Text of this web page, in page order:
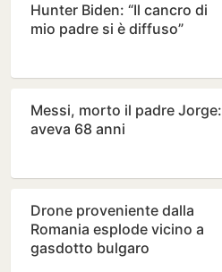
Hunter Biden: “Il cancro di
mio padre si è diffuso”
Messi, morto il padre Jorge:
aveva 68 anni
Drone proveniente dalla
Romania esplode vicino a
gasdotto bulgaro